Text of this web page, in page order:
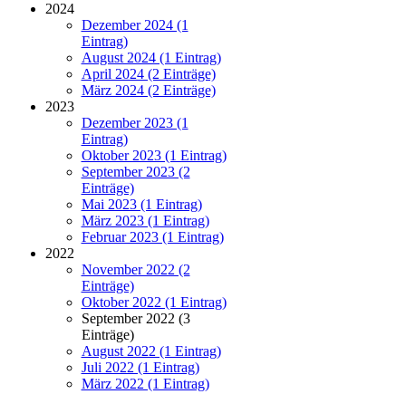
2024
Dezember 2024 (1
Eintrag)
August 2024 (1 Eintrag)
April 2024 (2 Einträge)
März 2024 (2 Einträge)
2023
Dezember 2023 (1
Eintrag)
Oktober 2023 (1 Eintrag)
September 2023 (2
Einträge)
Mai 2023 (1 Eintrag)
März 2023 (1 Eintrag)
Februar 2023 (1 Eintrag)
2022
November 2022 (2
Einträge)
Oktober 2022 (1 Eintrag)
September 2022 (3
Einträge)
August 2022 (1 Eintrag)
Juli 2022 (1 Eintrag)
März 2022 (1 Eintrag)